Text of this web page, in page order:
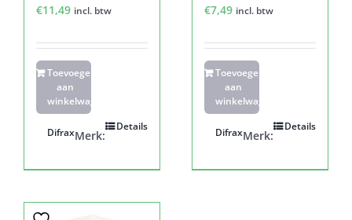
€11,49 incl. btw
Toevoegen
aan
winkelwagen
Details
Merk:
Difrax
€7,49 incl. btw
Toevoegen
aan
winkelwagen
Details
Merk:
Difrax